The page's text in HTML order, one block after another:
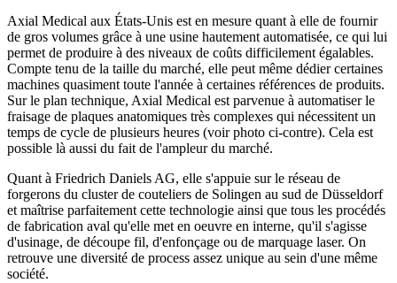
Axial Medical aux États-Unis est en mesure quant à elle de fournir
de gros volumes grâce à une usine hautement automatisée, ce qui lui
permet de produire à des niveaux de coûts difficilement égalables.
Compte tenu de la taille du marché, elle peut même dédier certaines
machines quasiment toute l'année à certaines références de produits.
Sur le plan technique, Axial Medical est parvenue à automatiser le
fraisage de plaques anatomiques très complexes qui nécessitent un
temps de cycle de plusieurs heures (voir photo ci-contre). Cela est
possible là aussi du fait de l'ampleur du marché.
Quant à Friedrich Daniels AG, elle s'appuie sur le réseau de
forgerons du cluster de couteliers de Solingen au sud de Düsseldorf
et maîtrise parfaitement cette technologie ainsi que tous les procédés
de fabrication aval qu'elle met en oeuvre en interne, qu'il s'agisse
d'usinage, de découpe fil, d'enfonçage ou de marquage laser. On
retrouve une diversité de process assez unique au sein d'une même
société.